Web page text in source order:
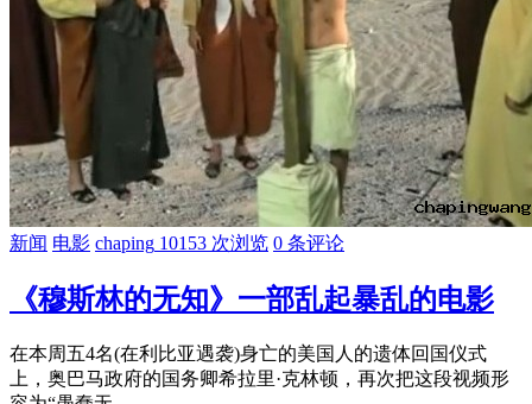
新闻 电影 chaping 10153 次浏览 0 条评论
《穆斯林的无知》一部乱起暴乱的电影
在本周五4名(在利比亚遇袭)身亡的美国人的遗体回国仪式
上，奥巴马政府的国务卿希拉里·克林顿，再次把这段视频形